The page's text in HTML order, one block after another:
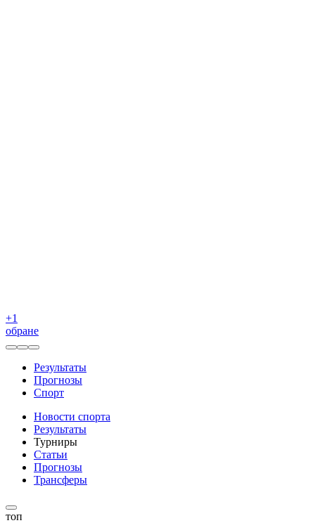
+1
обране
Результаты
Прогнозы
Спорт
Новости спорта
Результаты
Турниры
Статьи
Прогнозы
Трансферы
топ